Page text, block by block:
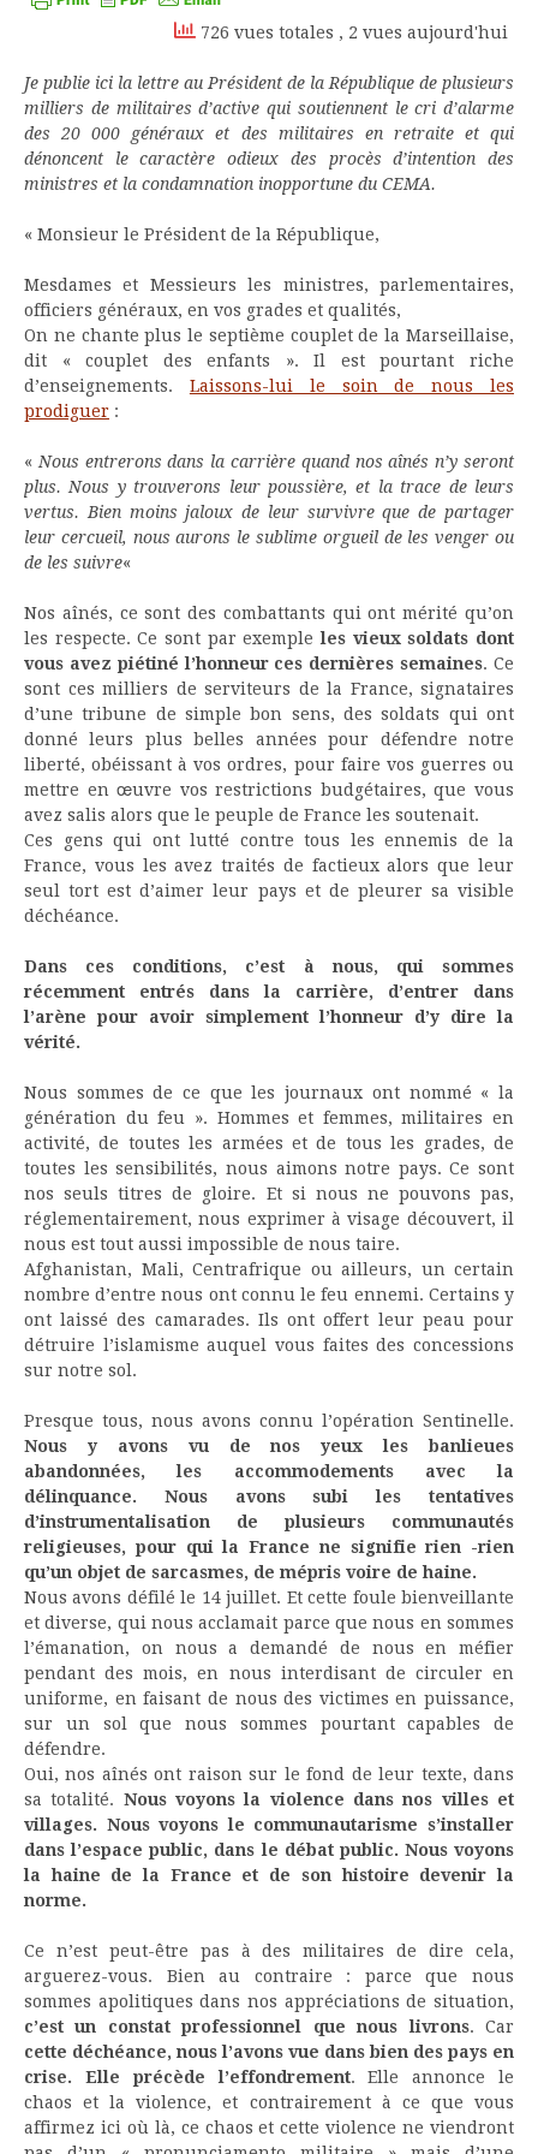
726 vues totales , 2 vues aujourd'hui
Je publie ici la lettre au Président de la République de plusieurs
milliers de militaires d’active qui soutiennent le cri d’alarme
des 20 000 généraux et des militaires en retraite et qui
dénoncent le caractère odieux des procès d’intention des
ministres et la condamnation inopportune du CEMA.
« Monsieur le Président de la République,
Mesdames et Messieurs les ministres, parlementaires,
officiers généraux, en vos grades et qualités,
On ne chante plus le septième couplet de la Marseillaise,
dit « couplet des enfants ». Il est pourtant riche
d’enseignements. Laissons-lui le soin de nous les
prodiguer :
« Nous entrerons dans la carrière quand nos aînés n’y seront
plus. Nous y trouverons leur poussière, et la trace de leurs
vertus. Bien moins jaloux de leur survivre que de partager
leur cercueil, nous aurons le sublime orgueil de les venger ou
de les suivre«
Nos aînés, ce sont des combattants qui ont mérité qu’on
les respecte. Ce sont par exempleles vieux soldats dont
vous avez piétiné l’honneur ces dernières semaines. Ce
sont ces milliers de serviteurs de la France, signataires
d’une tribune de simple bon sens, des soldats qui ont
donné leurs plus belles années pour défendre notre
liberté, obéissant à vos ordres, pour faire vos guerres ou
mettre en œuvre vos restrictions budgétaires, que vous
avez salis alors que le peuple de France les soutenait.
Ces gens qui ont lutté contre tous les ennemis de la
France, vous les avez traités de factieux alors que leur
seul tort est d’aimer leur pays et de pleurer sa visible
déchéance.
Dans ces conditions, c’est à nous, qui sommes
récemment entrés dans la carrière, d’entrer dans
l’arène pour avoir simplement l’honneur d’y dire la
vérité.
Nous sommes de ce que les journaux ont nommé « la
génération du feu ». Hommes et femmes, militaires en
activité, de toutes les armées et de tous les grades, de
toutes les sensibilités, nous aimons notre pays. Ce sont
nos seuls titres de gloire. Et si nous ne pouvons pas,
réglementairement, nous exprimer à visage découvert, il
nous est tout aussi impossible de nous taire.
Afghanistan, Mali, Centrafrique ou ailleurs, un certain
nombre d’entre nous ont connu le feu ennemi. Certains y
ont laissé des camarades. Ils ont offert leur peau pour
détruire l’islamisme auquel vous faites des concessions
sur notre sol.
Presque tous, nous avons connu l’opération Sentinelle.
Nous y avons vu de nos yeux les banlieues
abandonnées, les accommodements avec la
délinquance. Nous avons subi les tentatives
d’instrumentalisation de plusieurs communautés
religieuses, pour qui la France ne signifie rien -rien
qu’un objet de sarcasmes, de mépris voire de haine.
Nous avons défilé le 14 juillet. Et cette foule bienveillante
et diverse, qui nous acclamait parce que nous en sommes
l’émanation, on nous a demandé de nous en méfier
pendant des mois, en nous interdisant de circuler en
uniforme, en faisant de nous des victimes en puissance,
sur un sol que nous sommes pourtant capables de
défendre.
Oui, nos aînés ont raison sur le fond de leur texte, dans
sa totalité. Nous voyons la violence dans nos villes et
villages. Nous voyons le communautarisme s’installer
dans l’espace public, dans le débat public. Nous voyons
la haine de la France et de son histoire devenir la
norme.
Ce n’est peut-être pas à des militaires de dire cela,
arguerez-vous. Bien au contraire : parce que nous
sommes apolitiques dans nos appréciations de situation,
c’est un constat professionnel que nous livrons. Car
cette déchéance, nous l’avons vue dans bien des pays en
crise. Elle précède l’effondrement. Elle annonce le
chaos et la violence, et contrairement à ce que vous
affirmez ici où là, ce chaos et cette violence ne viendront